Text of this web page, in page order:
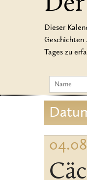
Dieser
Geschichten
Tages zu